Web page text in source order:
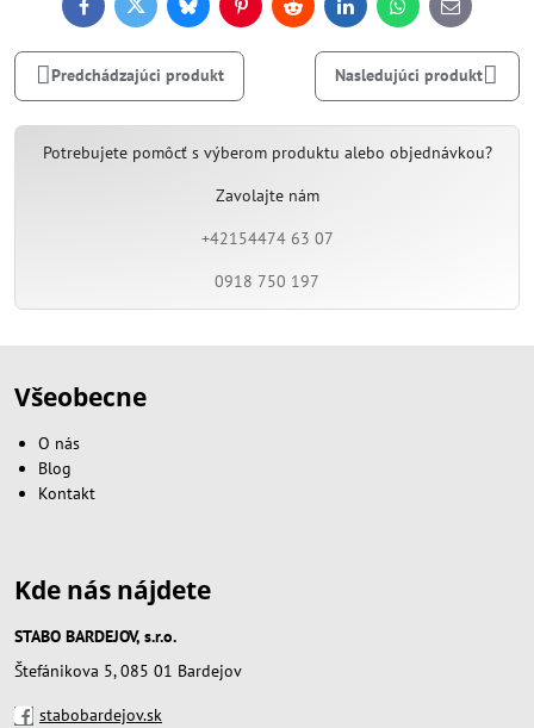
FacebookTwitterBlueskyPinterestReddit LinkedInWhatsApp
E-
mail
Predchádzajúci produkt Nasledujúci produkt
Potrebujete pomôcť s výberom produktu alebo objednávkou?
Zavolajte nám
+42154474 63 07
0918 750 197
Všeobecne
O nás
Blog
Kontakt
Kde nás nájdete
STABO BARDEJOV, s.r.o.
Štefánikova 5, 085 01 Bardejov
stabobardejov.sk